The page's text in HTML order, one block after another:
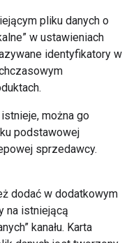
pliku danych o
w ustawieniach
identyfikatory w
można go
podstawowej
sprzedawcy.
dodać w dodatkowym
na istniejącą
kanału. Karta